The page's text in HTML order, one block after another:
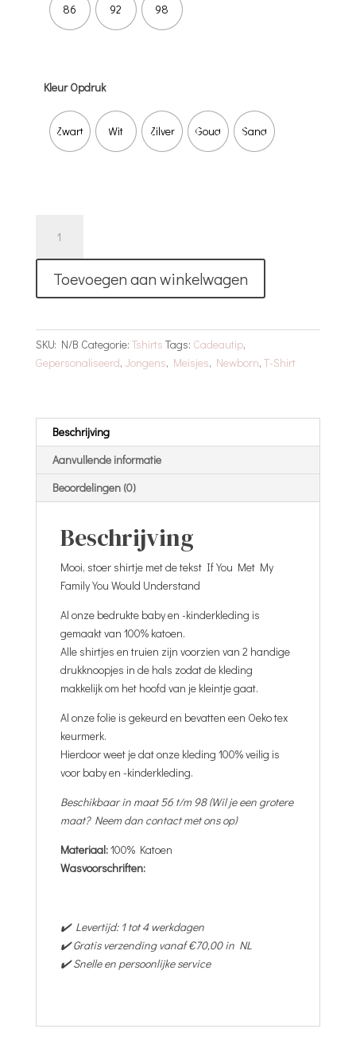
86 92 98
Kleur Opdruk
Zwart Wit Zilver Goud Sand
|
You
My
Family
You
aantal
Toevoegen aan winkelwagen
SKU: N/B Categorie: Tshirts Tags: Cadeautip,
Gepersonaliseerd, Jongens, Meisjes, Newborn, T-Shirt
Beschrijving
Aanvullende informatie
Beoordelingen (0)
Beschrijving
Mooi, stoer shirtje met de tekst If You Met My
Family You Would Understand
Al onze bedrukte baby en -kinderkleding is
gemaakt van 100% katoen.
Alle shirtjes en truien zijn voorzien van 2 handige
drukknoopjes in de hals zodat de kleding
makkelijk om het hoofd van je kleintje gaat.
Al onze folie is gekeurd en bevatten een Oeko tex
keurmerk.
Hierdoor weet je dat onze kleding 100% veilig is
voor baby en -kinderkleding.
Beschikbaar in maat 56 t/m 98 (Wil je een grotere
maat? Neem dan contact met ons op)
Materiaal:100% Katoen
Wasvoorschriften:
✔️ Levertijd: 1 tot 4 werkdagen
✔️ Gratis verzending vanaf €70,00 in NL
✔️ Snelle en persoonlijke service